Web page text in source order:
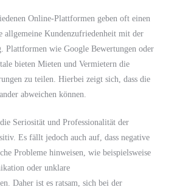
Online-Plattformen geben oft einen
allgemeine Kundenzufriedenheit mit der
Plattformen wie Google Bewertungen oder
bieten Mieten und Vermietern die
zu teilen. Hierbei zeigt sich, dass die
abweichen können.
Seriosität und Professionalität der
Es fällt jedoch auch auf, dass negative
Probleme hinweisen, wie beispielsweise
oder unklare
Daher ist es ratsam, sich bei der